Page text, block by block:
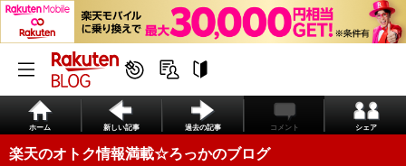
ホーム 新しい記事 過去の記事 コメント シェア
楽天のオトク情報満載☆ろっかのブログ